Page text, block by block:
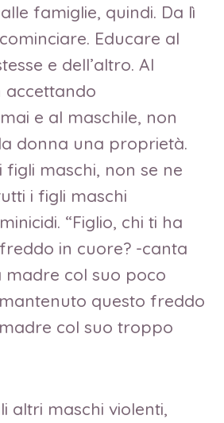
famiglie, quindi. Da lì
Educare al
e dell’altro. Al
accettando
e al maschile, non
donna una proprietà.
figli maschi, non se ne
i figli maschi
“Figlio, chi ti ha
in cuore? -canta
madre col suo poco
questo freddo
col suo troppo
altri maschi violenti,